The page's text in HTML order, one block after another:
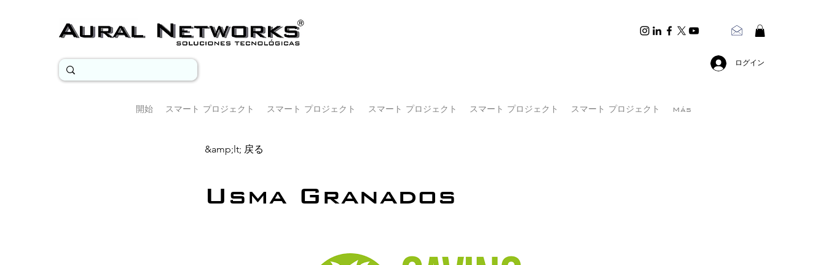
ログイン
開始 スマート プロジェクト スマート プロジェクト スマート プロジェクト スマート プロジェクト スマート プロジェクト Más
&amp;lt; 戻る
Usma Granados